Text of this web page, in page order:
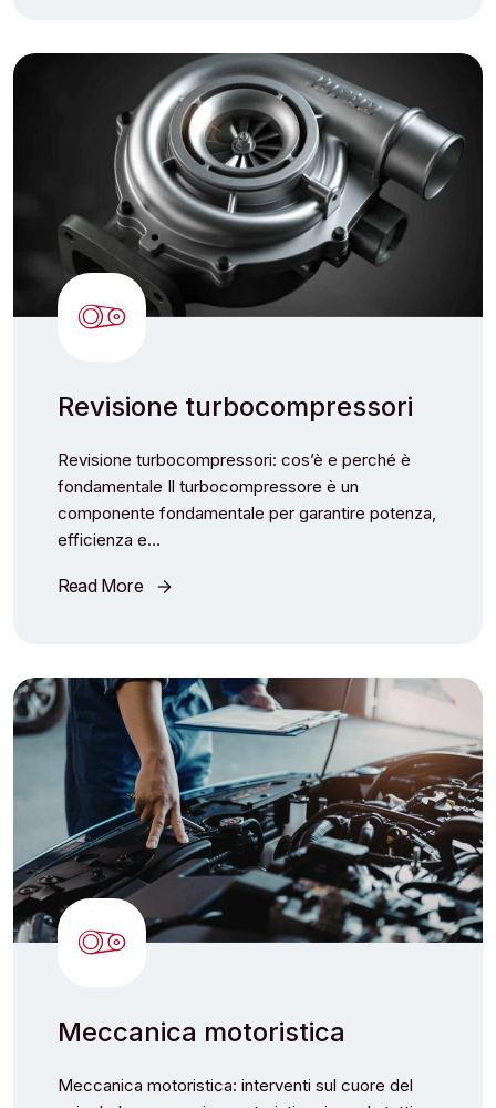
Revisione turbocompressori
Revisione turbocompressori: cos’è e perché è
fondamentale Il turbocompressore è un
componente fondamentale per garantire potenza,
efficienza e…
Read More
Meccanica motoristica
Meccanica motoristica: interventi sul cuore del